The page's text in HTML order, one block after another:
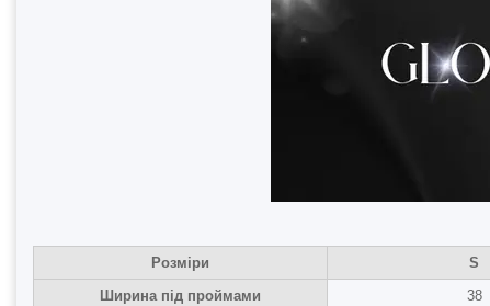
Розміри S
Ширина під проймами
38